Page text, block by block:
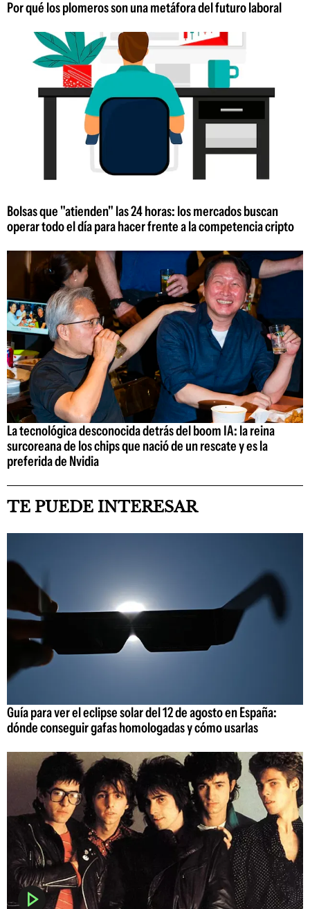
Por qué los plomeros son una metáfora del futuro laboral
Bolsas que "atienden" las 24 horas: los mercados buscan
operar todo el día para hacer frente a la competencia cripto
La tecnológica desconocida detrás del boom IA: la reina
surcoreana de los chips que nació de un rescate y es la
preferida de Nvidia
TE PUEDE INTERESAR
Guía para ver el eclipse solar del 12 de agosto en España:
dónde conseguir gafas homologadas y cómo usarlas